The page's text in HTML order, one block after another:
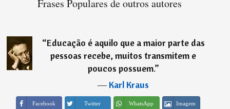
Frases Populares de outros autores
“Educação é aquilo que a maior parte das
pessoas recebe, muitos transmitem e
poucos possuem.”
―Karl Kraus
Facebook Twitter WhatsApp Imagem